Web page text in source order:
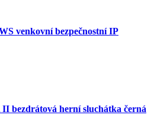
venkovní bezpečnostní IP
bezdrátová herní sluchátka černá